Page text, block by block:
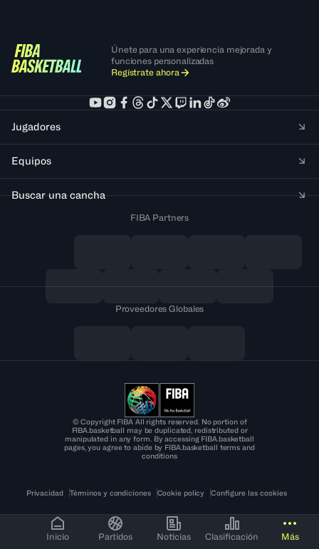
Inicio Partidos Noticias Clasificación Más
Únete para una experiencia mejorada y
funciones personalizadas
Regístrate ahora
Jugadores
Equipos
Buscar una cancha
FIBA Partners
Proveedores Globales
© Copyright FIBA All rights reserved. No portion of
FIBA.basketball may be duplicated, redistributed or
manipulated in any form. By accessing FIBA.basketball
pages, you agree to abide by FIBA.basketball terms and
conditions
Privacidad Términos y condiciones Cookie policy Configure las cookies